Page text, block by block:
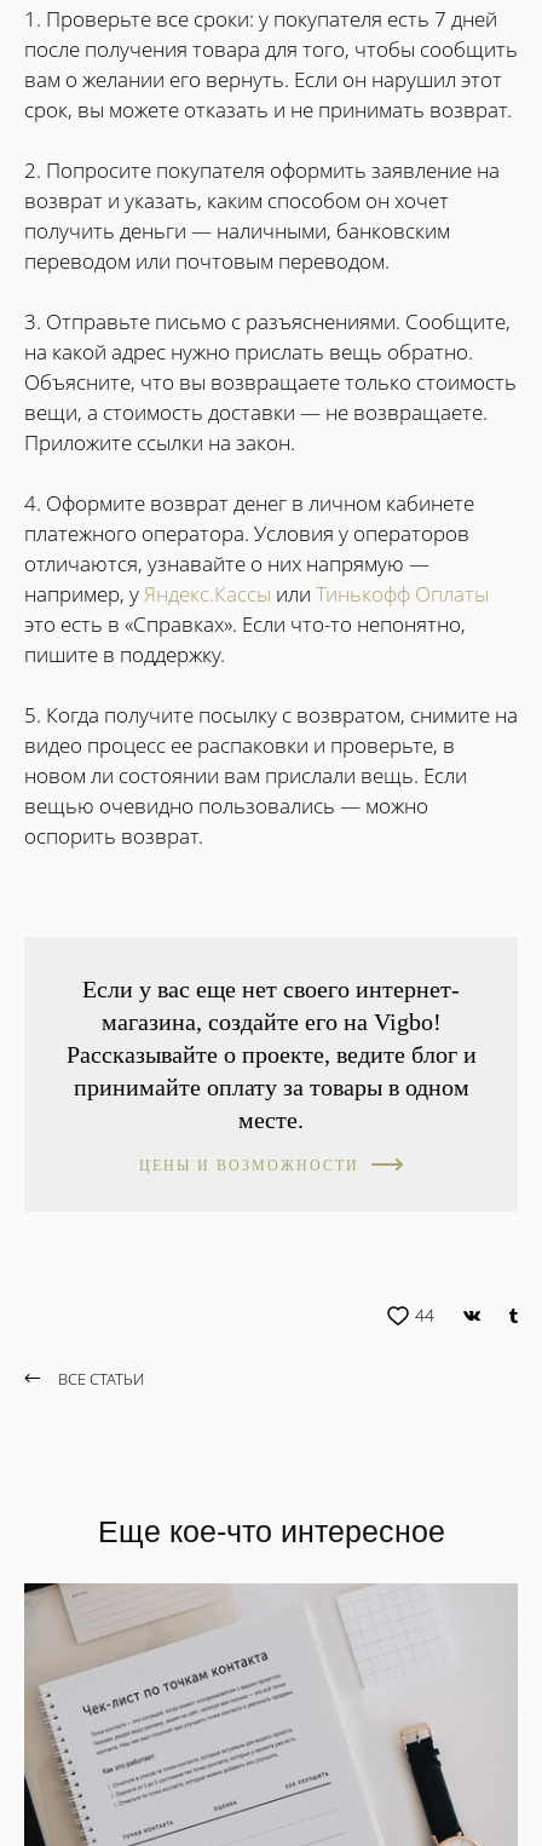
1. Проверьте все сроки: у покупателя есть 7 дней
после получения товара для того, чтобы сообщить
вам о желании его вернуть. Если он нарушил этот
срок, вы можете отказать и не принимать возврат.
2. Попросите покупателя оформить заявление на
возврат и указать, каким способом он хочет
получить деньги — наличными, банковским
переводом или почтовым переводом.
3. Отправьте письмо с разъяснениями. Сообщите,
на какой адрес нужно прислать вещь обратно.
Объясните, что вы возвращаете только стоимость
вещи, а стоимость доставки — не возвращаете.
Приложите ссылки на закон.
4. Оформите возврат денег в личном кабинете
платежного оператора. Условия у операторов
отличаются, узнавайте о них напрямую —
например, уЯндекс.Кассы или Тинькофф Оплаты
это есть в «Справках». Если что-то непонятно,
пишите в поддержку.
5. Когда получите посылку с возвратом, снимите на
видео процесс ее распаковки и проверьте, в
новом ли состоянии вам прислали вещь. Если
вещью очевидно пользовались — можно
оспорить возврат.
Если у вас еще нет своего интернет-
магазина, создайте его на Vigbo!
Рассказывайте о проекте, ведите блог и
принимайте оплату за товары в одном
месте.
ЦЕНЫ И ВОЗМОЖНОСТИ
44
ВСЕ СТАТЬИ
Еще кое-что интересное